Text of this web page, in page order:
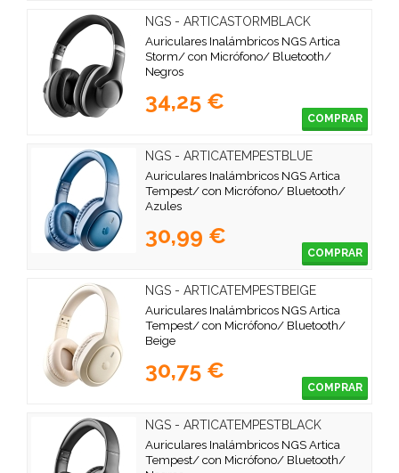
NGS - ARTICASTORMBLACK
Auriculares Inalámbricos NGS Artica
Storm/ con Micrófono/ Bluetooth/
Negros
34,25 €
COMPRAR
NGS - ARTICATEMPESTBLUE
Auriculares Inalámbricos NGS Artica
Tempest/ con Micrófono/ Bluetooth/
Azules
30,99 €
COMPRAR
NGS - ARTICATEMPESTBEIGE
Auriculares Inalámbricos NGS Artica
Tempest/ con Micrófono/ Bluetooth/
Beige
30,75 €
COMPRAR
NGS - ARTICATEMPESTBLACK
Auriculares Inalámbricos NGS Artica
Tempest/ con Micrófono/ Bluetooth/